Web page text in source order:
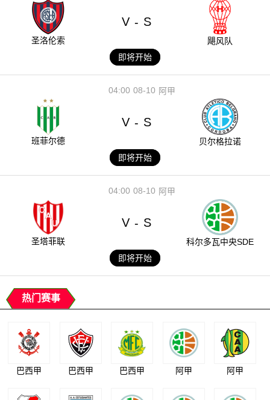
圣洛伦索
V - S
飓风队
即将开始
08-10
04:00 阿甲
班菲尔德
V - S
贝尔格拉诺
即将开始
08-10
04:00 阿甲
圣塔菲联
V - S
科尔多瓦中央SDE
即将开始
热门赛事
巴西甲 巴西甲 巴西甲 阿甲 阿甲